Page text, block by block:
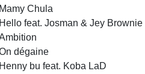
Mamy Chula
Hello feat. Josman & Jey Brownie
dégaine
Henny bu feat. Koba LaD